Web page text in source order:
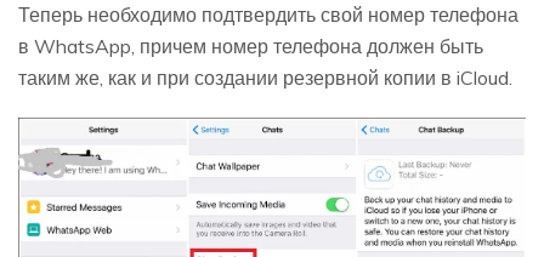
Теперь необходимо подтвердить свой номер телефона
в WhatsApp, причем номер телефона должен быть
таким же, как и при создании резервной копии в iCloud.